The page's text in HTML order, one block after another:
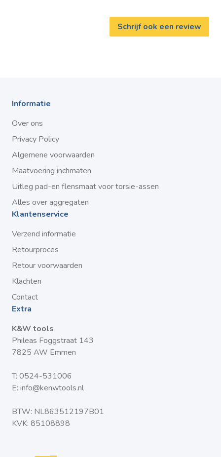
Schrijf ook een review
Informatie
Over ons
Privacy Policy
Algemene voorwaarden
Maatvoering inchmaten
Uitleg pad-en flensmaat voor torsie-assen
Alles over aggregaten
Klantenservice
Verzend informatie
Retourproces
Retour voorwaarden
Klachten
Contact
Extra
K&W tools
Phileas Foggstraat 143
7825 AW Emmen
T: 0524-531006
E: info@kenwtools.nl
BTW: NL863512197B01
KVK: 85108898